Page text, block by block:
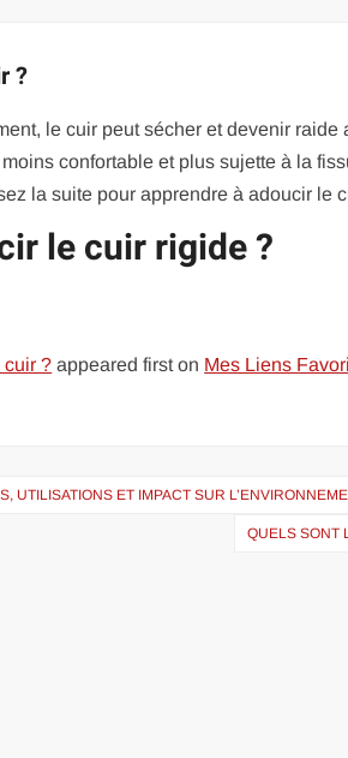
?
le cuir peut sécher et devenir
confortable et plus sujette à la
la suite pour apprendre à adoucir le
le cuir rigide ?
cuir ? appeared first on Mes Liens
UTILISATIONS ET IMPACT SUR
QUELS SONT